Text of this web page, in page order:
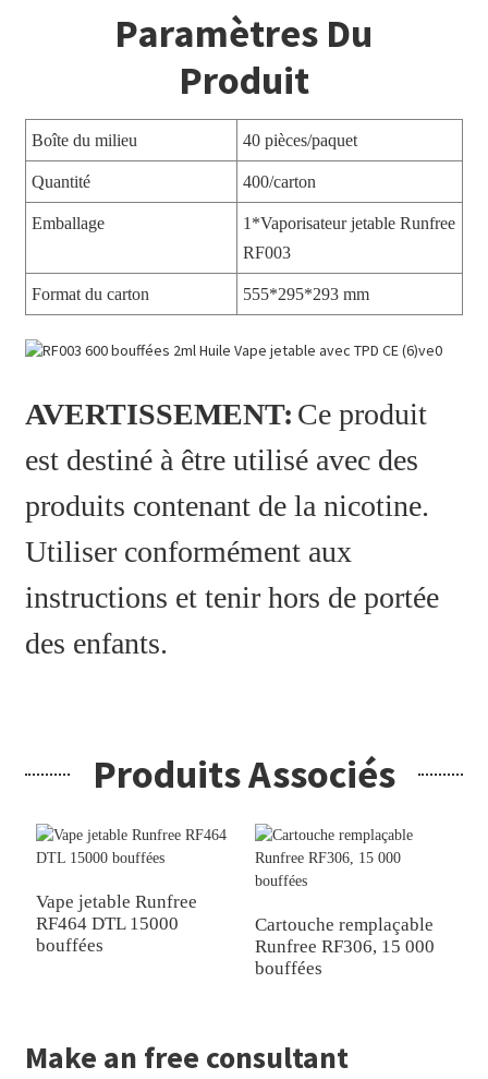
Paramètres Du
Produit
Boîte du milieu 40 pièces/paquet
Quantité 400/carton
Emballage
1*Vaporisateur jetable Runfree
RF003
Format du carton 555*295*293 mm
AVERTISSEMENT: Ce produit
est destiné à être utilisé avec des
produits contenant de la nicotine.
Utiliser conformément aux
instructions et tenir hors de portée
des enfants.
Produits Associés
Vape jetable Runfree
RF464 DTL 15000
bouffées
Cartouche remplaçable
Runfree RF306, 15 000
bouffées
Make an free consultant